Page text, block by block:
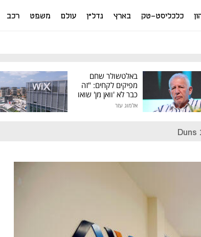
כלכליסט-טק בארץ נדל"ן עולם משפט רכב
באלטשולר שחם
מפיקים לקחים: "זה
כבר לא 'וואן מן' שואו
של גילעד"
אלמוג עזר
Duns